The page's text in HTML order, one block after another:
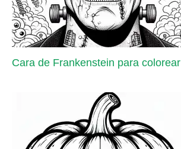
Cara de Frankenstein para colorear